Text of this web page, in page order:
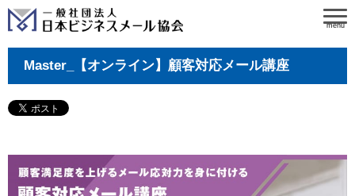
menu
Master_【オンライン】顧客対応メール講座